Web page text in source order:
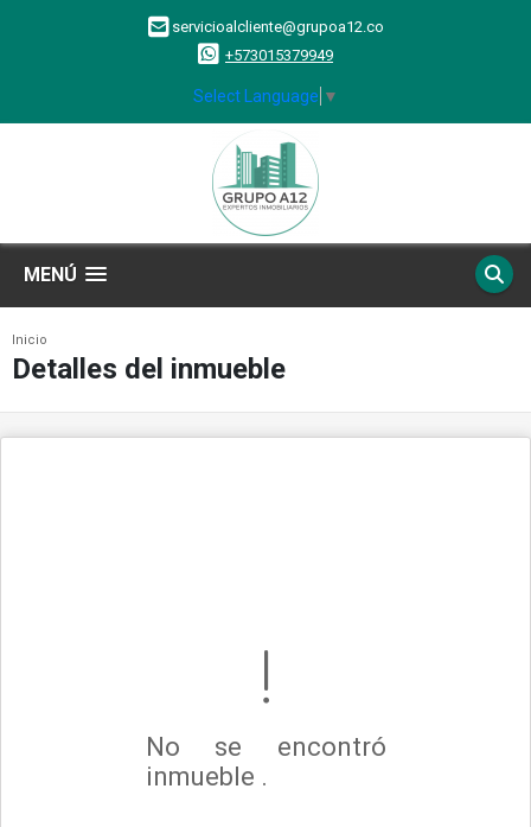
servicioalcliente@grupoa12.co
+573015379949
Select Language ▼
MENÚ
Inicio
Detalles del inmueble
No se encontró
inmueble .